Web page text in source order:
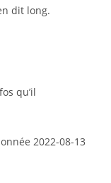
dit long.
qu’il
2022-08-13